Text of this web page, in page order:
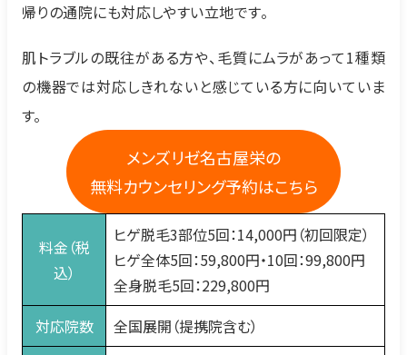
帰りの通院にも対応しやすい立地です。
肌トラブルの既往がある方や、毛質にムラがあって1種類
の機器では対応しきれないと感じている方に向いていま
す。
メンズリゼ名古屋栄の
無料カウンセリング予約はこちら
料金（税
込）
ヒゲ脱毛3部位5回：14,000円（初回限定）
ヒゲ全体5回：59,800円・10回：99,800円
全身脱毛5回：229,800円
対応院数
全国展開（提携院含む）